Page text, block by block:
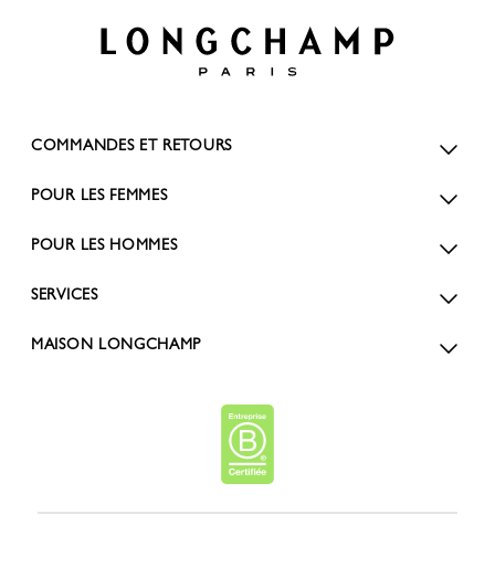
COMMANDES ET RETOURS
POUR LES FEMMES
POUR LES HOMMES
SERVICES
MAISON LONGCHAMP